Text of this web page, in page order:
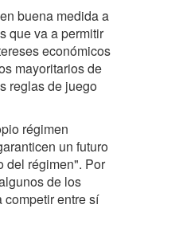
buena medida a
que va a permitir
económicos
mayoritarios de
reglas de juego
régimen
un futuro
del régimen". Por
de los
entre sí